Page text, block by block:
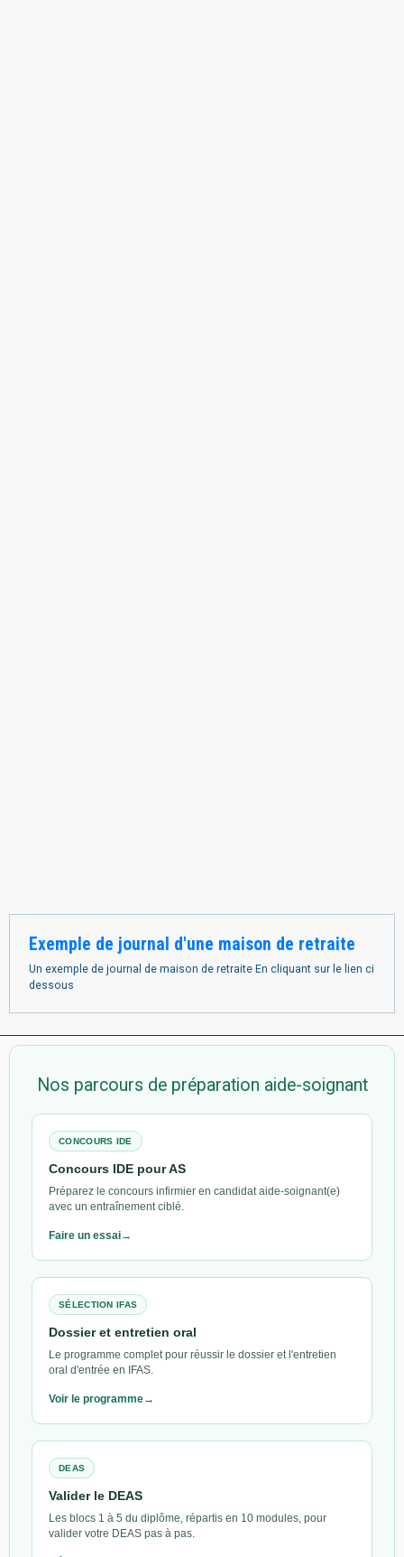
Exemple de journal d'une maison de retraite
Un exemple de journal de maison de retraite En cliquant sur le lien ci
dessous
Nos parcours de préparation aide-soignant
CONCOURS IDE
Concours IDE pour AS
Préparez le concours infirmier en candidat aide-soignant(e)
avec un entraînement ciblé.
Faire un essai
SÉLECTION IFAS
Dossier et entretien oral
Le programme complet pour réussir le dossier et l'entretien
oral d'entrée en IFAS.
Voir le programme
DEAS
Valider le DEAS
Les blocs 1 à 5 du diplôme, répartis en 10 modules, pour
valider votre DEAS pas à pas.